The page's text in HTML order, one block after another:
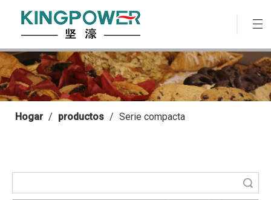
Hogar / productos / Serie compacta